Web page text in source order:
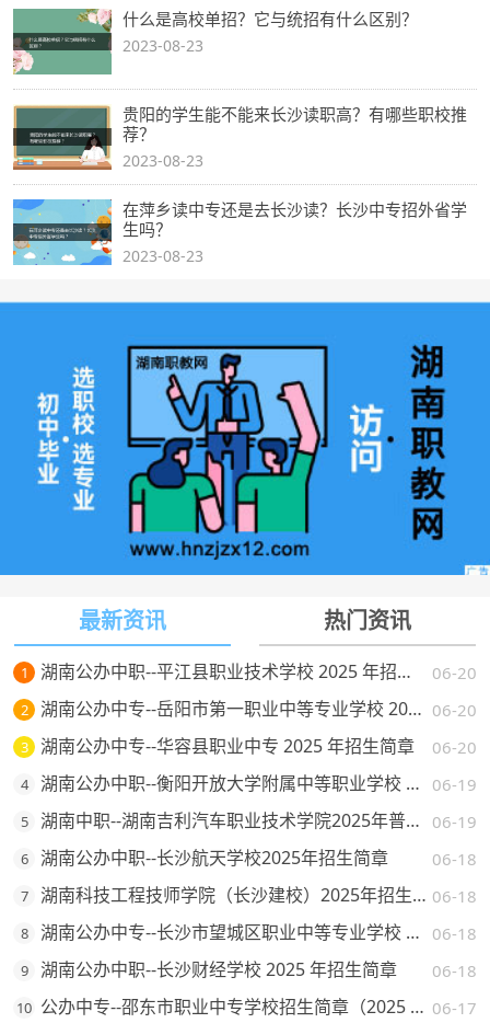
什么是高校单招？它与统招有什么区别？
2023-08-23
贵阳的学生能不能来长沙读职高？有哪些职校推
荐？
2023-08-23
在萍乡读中专还是去长沙读？长沙中专招外省学
生吗？
2023-08-23
最新资讯 热门资讯
1 06-20
湖南公办中职--平江县职业技术学校 2025 年招生简章
2 06-20
湖南公办中专--岳阳市第一职业中等专业学校 2025 年招生简章
3 06-20
湖南公办中专--华容县职业中专 2025 年招生简章
4 06-19
湖南公办中职--衡阳开放大学附属中等职业学校 2025 年招生简章
5 06-19
湖南中职--湖南吉利汽车职业技术学院2025年普通高校招生章程
6 06-18
湖南公办中职--长沙航天学校2025年招生简章
7 06-18
湖南科技工程技师学院（长沙建校）2025年招生简章
8 06-18
湖南公办中专--长沙市望城区职业中等专业学校 2025 年招生简章
9 06-18
湖南公办中职--长沙财经学校 2025 年招生简章
10 06-17
公办中专--邵东市职业中专学校招生简章（2025 年）